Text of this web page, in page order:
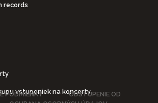
records
vstupeniek na koncerty
PODMIENKY
ODSTÚPENIE OD